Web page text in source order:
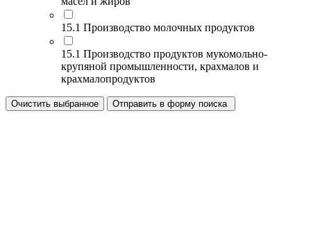
15.1 Производство молочных продуктов
15.1 Производство продуктов мукомольно-
крупяной промышленности, крахмалов и
крахмалопродуктов